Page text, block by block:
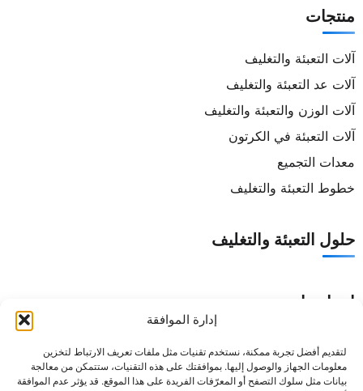
إدارة الموافقة
لتقديم أفضل تجربة ممكنة، نستخدم تقنيات مثل ملفات تعريف الارتباط لتخزين
معلومات الجهاز والوصول إليها. بموافقتك على هذه التقنيات، ستتمكن من معالجة
بيانات مثل سلوك التصفح أو المعرّفات الفريدة على هذا الموقع. قد يؤثر عدم الموافقة
منتجات
آلات التعبئة والتغليف
آلات عد التعبئة والتغليف
آلات الوزن والتعبئة والتغليف
آلات التعبئة في الكرتون
معدات التجميع
خطوط التعبئة والتغليف
حلول التعبئة والتغليف
اتصل بنا
الهاتف:
البريد الإلكتروني:support@senyopack.com
أوقات العمل: من الإثنين إلى السبت 08:00-17:30